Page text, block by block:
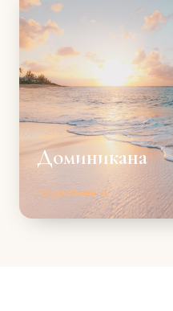
Доминикана
Подробнее →